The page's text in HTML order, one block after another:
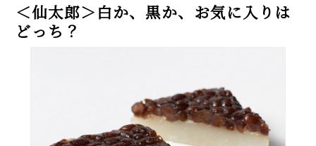
＜仙太郎＞白か、黒か、お気に入りは
どっち？